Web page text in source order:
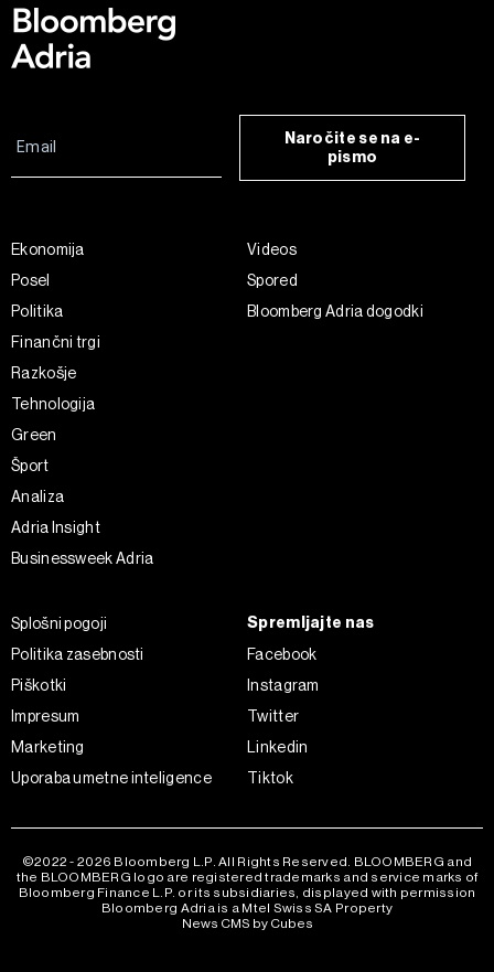
Naročite se na e-
pismo
Ekonomija
Posel
Politika
Finančni trgi
Razkošje
Tehnologija
Green
Šport
Analiza
Adria Insight
Businessweek Adria
Videos
Spored
Bloomberg Adria dogodki
Splošni pogoji
Politika zasebnosti
Piškotki
Impresum
Marketing
Uporaba umetne inteligence
Spremljajte nas
Facebook
Instagram
Twitter
Linkedin
Tiktok
©2022 - 2026 Bloomberg L.P. All Rights Reserved. BLOOMBERG and
the BLOOMBERG logo are registered trademarks and service marks of
Bloomberg Finance L.P. or its subsidiaries, displayed with permission
Bloomberg Adria is a Mtel Swiss SA Property
News CMS by Cubes